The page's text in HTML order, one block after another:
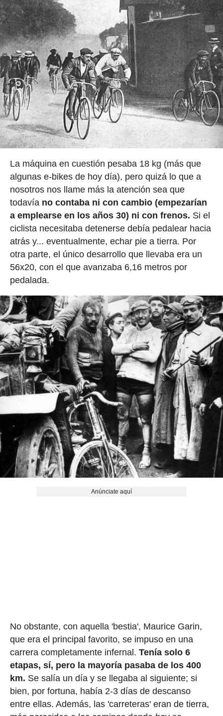
La máquina en cuestión pesaba 18 kg (más que
algunas e-bikes de hoy día), pero quizá lo que a
nosotros nos llame más la atención sea que
todavía no contaba ni con cambio (empezarían
a emplearse en los años 30) ni con frenos. Si el
ciclista necesitaba detenerse debía pedalear hacia
atrás y... eventualmente, echar pie a tierra. Por
otra parte, el único desarrollo que llevaba era un
56x20, con el que avanzaba 6,16 metros por
pedalada.
Anúnciate aquí
No obstante, con aquella 'bestia', Maurice Garin,
que era el principal favorito, se impuso en una
carrera completamente infernal. Tenía solo 6
etapas, sí, pero la mayoría pasaba de los 400
km. Se salía un día y se llegaba al siguiente; si
bien, por fortuna, había 2-3 días de descanso
entre ellas. Además, las 'carreteras' eran de tierra,